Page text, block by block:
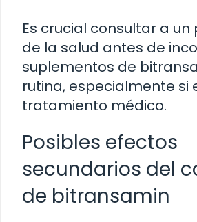
Es crucial consultar a
de la salud antes de
suplementos de
rutina, especialmente si
tratamiento médico.
Posibles efectos
secundarios del
de bitransamin